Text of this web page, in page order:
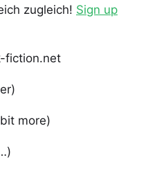
zugleich! Sign up
fiction.net
more)